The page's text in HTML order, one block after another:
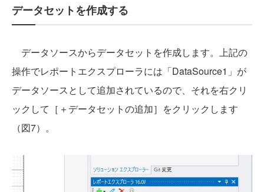
データセットを作成する
データソースからデータセットを作成します。上記の
操作でレポートエクスプローラには「DataSource1」が
データソースとして追加されているので、それを右クリ
ックして［＋データセットの追加］をクリックします
（図7）。